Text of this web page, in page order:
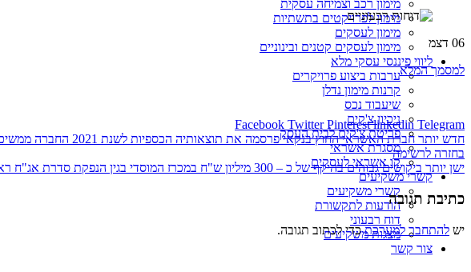
מימון רכב וצמיחה עסקית
מימון לפרויקטים בתשתיות
מימון לעסקים
מימון לעסקים קטנים ובינוניים
ליווי פיננסי עסקי מלא
ערבות ביצוע פרויקרים
קרנות מימון נדלן
שיעבוד נכס
ניכיון צ'קים
פריטת צ'קים לבית העסק
מסגרת אשראי
קו אשראי לעסקים
קשרי משקיעים
קשרי משקיעים
הודעות לתקשורת
דוח רבעוני
מצגות משקיעים
צור קשר
06 דצמ
למסמך המלא
Facebook Twitter Pinterest linkedin Telegram
חדש יותר חברת האשראי החוץ בנקאי פרסמה את תוצאותיה הכספיות לשנת 2021 החברה ממשיכה להציג תוצאות שיא: הכנסות רבעוניות של מעל ל- 36 מיליון שקל ורווח נקי רבעוני של כ- 20 מיליון שקל;
בחזרה לרשימה
ישן יותר ביקושים גבוהים בהיקף של כ – 300 מיליון ש"ח במכרז המוסדי בגין הנפקת סדרת אג"ח ראשונה של אס.אר. אקורד
כתיבת תגובה
יש להתחבר למערכתכדי לכתוב תגובה.